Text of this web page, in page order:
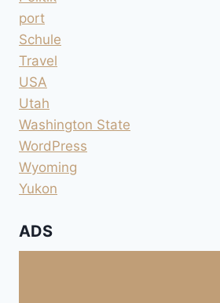
port
Schule
Travel
USA
Utah
Washington State
WordPress
Wyoming
Yukon
ADS